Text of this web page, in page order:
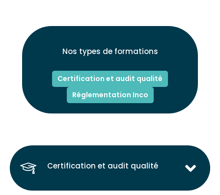
Nos types de formations
Certification et audit qualité
Réglementation Inco
Certification et audit qualité